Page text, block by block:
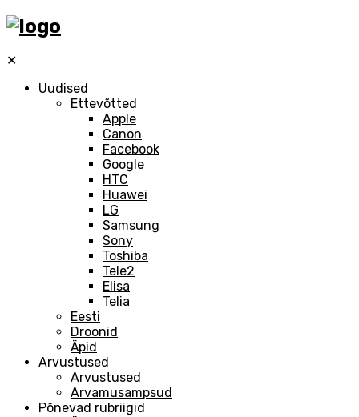
✕
Uudised
Ettevõtted
Apple
Canon
Facebook
Google
HTC
Huawei
LG
Samsung
Sony
Toshiba
Tele2
Elisa
Telia
Eesti
Droonid
Äpid
Arvustused
Arvustused
Arvamusampsud
Põnevad rubriigid